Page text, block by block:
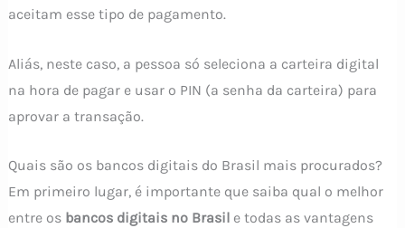
aceitam esse tipo de pagamento.
Aliás, neste caso, a pessoa só seleciona a carteira digital
na hora de pagar e usar o PIN (a senha da carteira) para
aprovar a transação.
Quais são os bancos digitais do Brasil mais procurados?
Em primeiro lugar, é importante que saiba qual o melhor
entre os bancos digitais no Brasile todas as vantagens